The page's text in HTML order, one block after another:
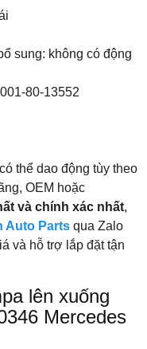
sung: không có động
80-13552
thể dao động tùy theo
OEM hoặc
và chính xác nhất,
Auto Parts qua Zalo
và hỗ trợ lắp đặt tận
lên xuống
Mercedes